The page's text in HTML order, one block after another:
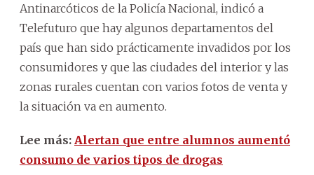
Antinarcóticos de la Policía Nacional, indicó a
Telefuturo que hay algunos departamentos del
país que han sido prácticamente invadidos por los
consumidores y que las ciudades del interior y las
zonas rurales cuentan con varios fotos de venta y
la situación va en aumento.
Lee más: Alertan que entre alumnos aumentó
consumo de varios tipos de drogas